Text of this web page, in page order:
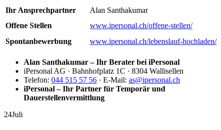
Ihr Ansprechpartner
Alan Santhakumar
Offene Stellen
www.ipersonal.ch/offene-stellen/
Spontanbewerbung
www.ipersonal.ch/lebenslauf-hochladen/
Alan Santhakumar – Ihr Berater bei iPersonal
iPersonal AG · Bahnhofplatz 1C · 8304 Wallisellen
Telefon: 044 515 57 56 · E-Mail: as@ipersonal.ch
iPersonal – Ihr Partner für Temporär und
Dauerstellenvermittlung
24Juli